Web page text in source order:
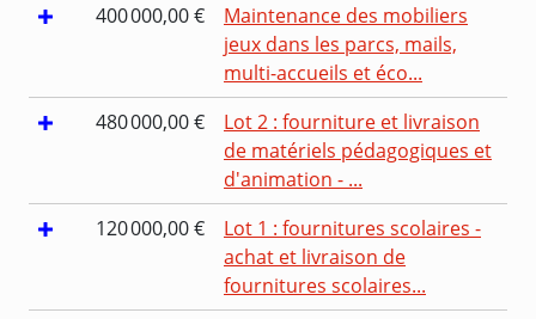
400 000,00 €
Maintenance des mobiliers
jeux dans les parcs, mails,
multi-accueils et éco...
480 000,00 €
Lot 2 : fourniture et livraison
de matériels pédagogiques et
d'animation - ...
120 000,00 €
Lot 1 : fournitures scolaires -
achat et livraison de
fournitures scolaires...